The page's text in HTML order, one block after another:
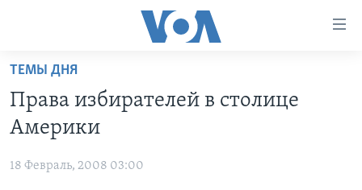
Перейти
основной
контент
Перейти
ПРОГРАММЫ
НОВОСТИ ЗА МИНУТУ
ПРОЕКТЫ
УЧИМ АНГЛИЙСКИЙ
ЭКСПЕРТИЗА
ТЕМЫ ДНЯ
Права избирателей в столице
Америки
18 Февраль, 2008 03:00